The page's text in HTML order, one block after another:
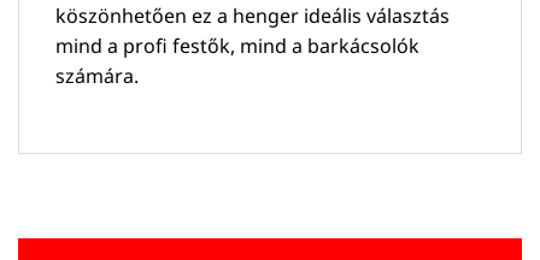
köszönhetően ez a henger ideális választás
mind a profi festők, mind a barkácsolók
számára.